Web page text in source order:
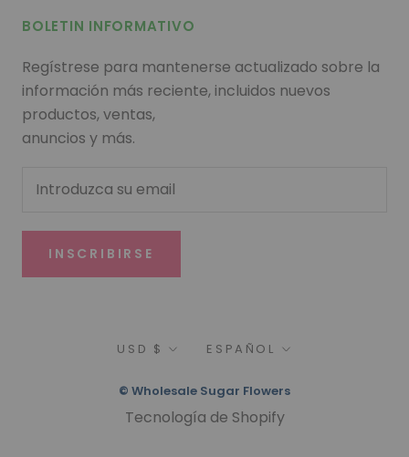
BOLETIN INFORMATIVO
Regístrese para mantenerse actualizado sobre la
información más reciente, incluidos nuevos
productos, ventas,
anuncios y más.
INSCRIBIRSE
Moneda
USD $ Idioma
ESPAÑOL
© Wholesale Sugar Flowers
Tecnología de Shopify